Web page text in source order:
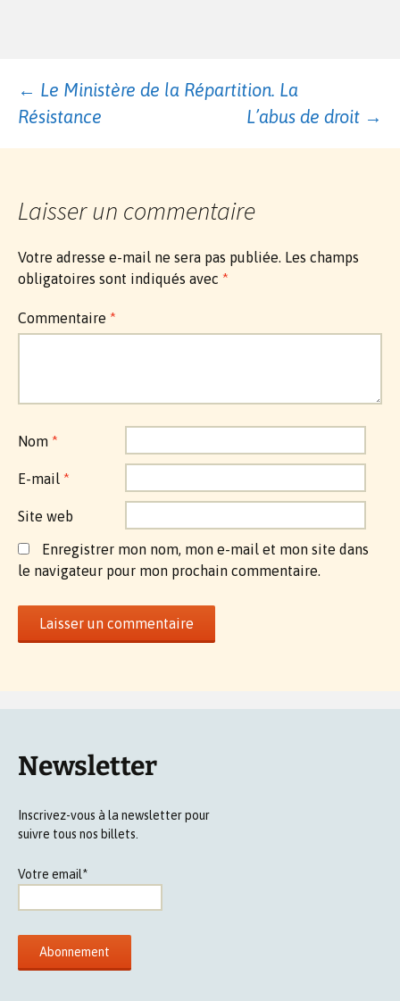
Navigation
des
articles
← Le Ministère de la Répartition. La
Résistance
L’abus de droit →
Laisser un commentaire
Votre adresse e-mail ne sera pas publiée. Les champs
obligatoires sont indiqués avec *
Commentaire *
Nom *
E-mail *
Site web
Enregistrer mon nom, mon e-mail et mon site dans
le navigateur pour mon prochain commentaire.
Newsletter
Inscrivez-vous à la newsletter pour
suivre tous nos billets.
Votre email*